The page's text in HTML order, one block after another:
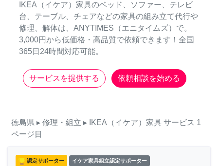
IKEA（イケア）家具のベッド、ソファー、テレビ
台、テーブル、チェアなどの家具の組み立て代行や
修理、解体は、ANYTIMES（エニタイムズ）で。
3,000円から低価格・高品質で依頼できます！全国
365日24時間対応可能。
サービスを提供する 依頼相談を始める
徳島県 ▸ 修理・組立 ▸ IKEA（イケア）家具 サービス 1
ページ目
認定サポーター イケア家具組立認定サポーター